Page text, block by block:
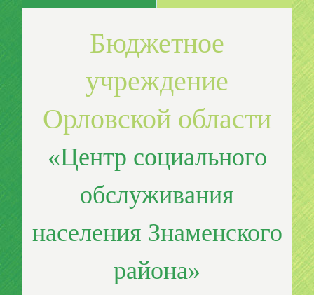
Бюджетное
учреждение
Орловской области
«Центр социального
обслуживания
населения Знаменского
района»